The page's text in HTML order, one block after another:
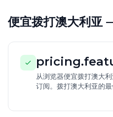
便宜拨打澳大利
从浏览器便宜拨打澳大
订阅。拨打澳大利亚的最